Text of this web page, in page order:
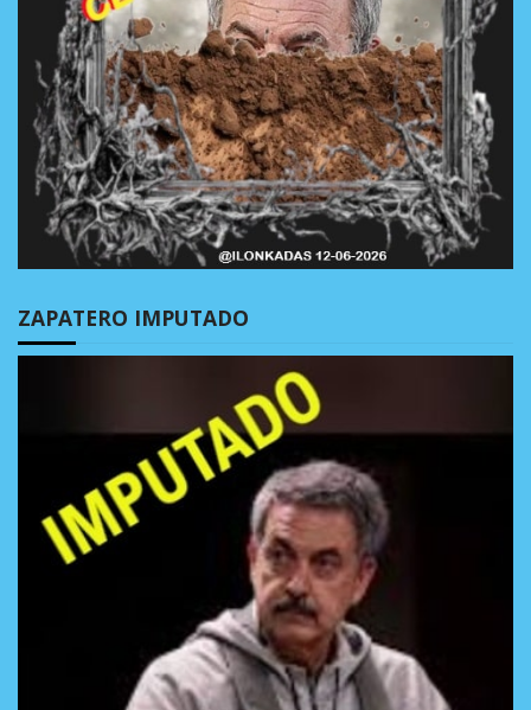
ZAPATERO IMPUTADO